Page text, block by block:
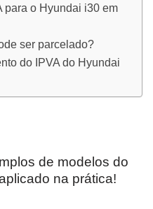
para o Hyundai i30 em
ser parcelado?
do IPVA do Hyundai
de modelos do
na prática!